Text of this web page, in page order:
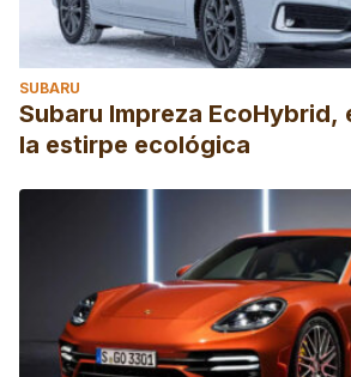
SUBARU
Subaru Impreza EcoHybrid,
la estirpe ecológica